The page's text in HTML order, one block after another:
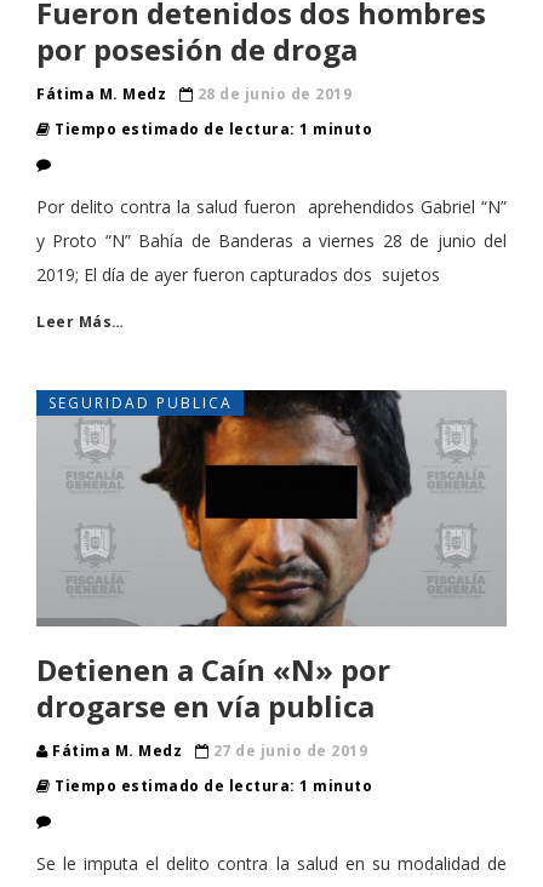
Fueron detenidos dos hombres
por posesión de droga
Fátima M. Medz
28 de junio de 2019
Tiempo estimado de lectura: 1 minuto
Por delito contra la salud fueron aprehendidos Gabriel “N”
y Proto “N” Bahía de Banderas a viernes 28 de junio del
2019; El día de ayer fueron capturados dos sujetos
Leer Más…
SEGURIDAD PUBLICA
Detienen a Caín «N» por
drogarse en vía publica
Fátima M. Medz
27 de junio de 2019
Tiempo estimado de lectura: 1 minuto
Se le imputa el delito contra la salud en su modalidad de